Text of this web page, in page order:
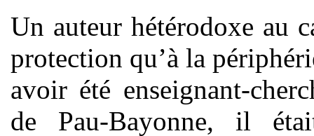
Un auteur hétérodoxe au
protection qu’à la
avoir été enseignant-
de Pau-Bayonne, il